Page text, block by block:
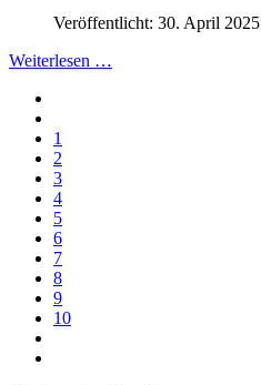
Veröffentlicht: 30. April 2025
Weiterlesen …
1
2
3
4
5
6
7
8
9
10